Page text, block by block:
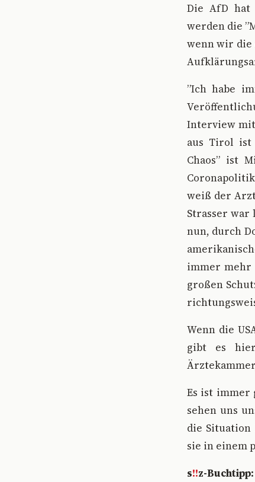
Die AfD hat
werden die
wenn wir die
”Ich habe
Interview mit
aus Tirol ist
Chaos” ist
weiß der
Strasser war
nun, durch
immer mehr
großen
Wenn die
gibt es
Es ist immer
sehen uns
die Situation
sie in einem
s!!z-Buchtipp: